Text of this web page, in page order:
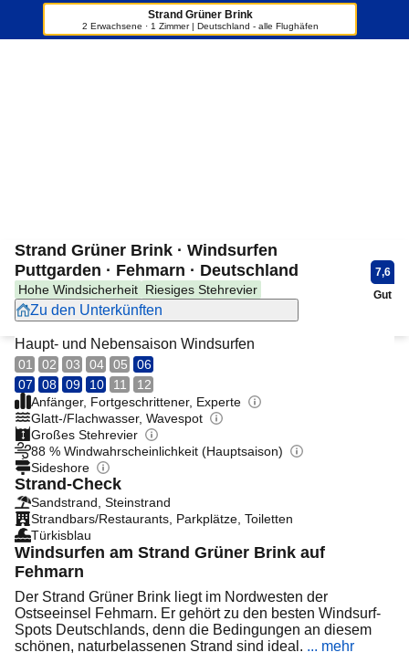
Strand Grüner Brink
2 Erwachsene · 1 Zimmer | Deutschland - alle Flughäfen
Strand Grüner Brink · Windsurfen
Puttgarden · Fehmarn · Deutschland
Hohe Windsicherheit Riesiges Stehrevier
Zu den Unterkünften
7,6
Gut
Haupt- und Nebensaison Windsurfen
01 02 03 04 05
06
07
08 09 10 11
12
Anfänger, Fortgeschrittener, Experte
Glatt-/Flachwasser, Wavespot
Großes Stehrevier
88 % Windwahrscheinlichkeit (Hauptsaison)
Sideshore
Strand-Check
Sandstrand, Steinstrand
Strandbars/Restaurants, Parkplätze, Toiletten
Türkisblau
Windsurfen am Strand Grüner Brink auf
Fehmarn
Der Strand Grüner Brink liegt im Nordwesten der
Ostseeinsel Fehmarn. Er gehört zu den besten Windsurf-
Spots Deutschlands, denn die Bedingungen an diesem
schönen, naturbelassenen Strand sind ideal. ... mehr